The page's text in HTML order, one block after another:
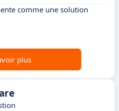
comme une solution
plus